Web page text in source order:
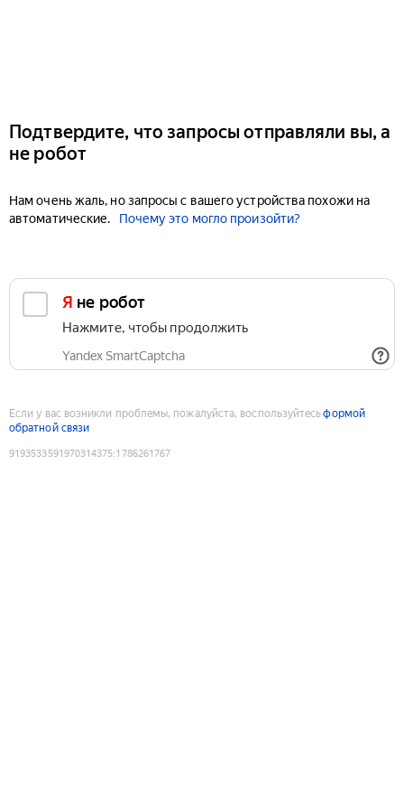
Подтвердите, что запросы отправляли вы, а
не робот
Нам очень жаль, но запросы с вашего устройства похожи на
автоматические.
Почему это могло произойти?
Я не робот
Нажмите, чтобы продолжить
Yandex SmartCaptcha
Если у вас возникли проблемы, пожалуйста, воспользуйтесьформой
обратной связи
9193533591970314375:1786261767